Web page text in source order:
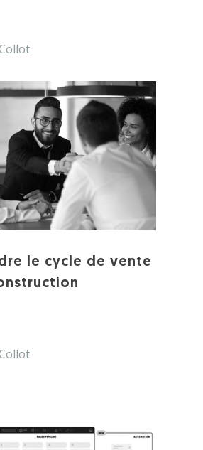
le cycle de vente